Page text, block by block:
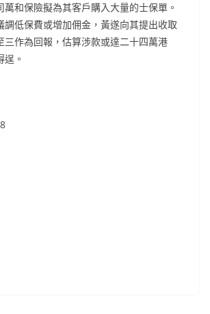
和保險擬為其客戶購入大量的士保單。
調低保費或增加佣金，黃遂向其提出收取
三作為回報，估算涉款或達二十四萬港
。